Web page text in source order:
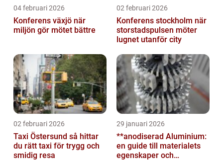
04 februari 2026
Konferens växjö när
miljön gör mötet bättre
02 februari 2026
Konferens stockholm när
storstadspulsen möter
lugnet utanför city
02 februari 2026
Taxi Östersund så hittar
du rätt taxi för trygg och
smidig resa
29 januari 2026
**anodiserad Aluminium:
en guide till materialets
egenskaper och